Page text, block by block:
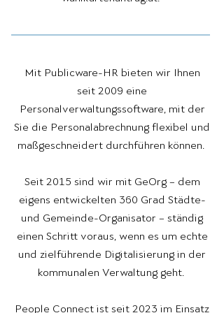
Mit Publicware-HR bieten wir Ihnen
seit 2009 eine
Personalverwaltungssoftware, mit der
Sie die Personalabrechnung flexibel und
maßgeschneidert durchführen können.
Seit 2015 sind wir mit GeOrg – dem
eigens entwickelten 360 Grad Städte-
und Gemeinde-Organisator – ständig
einen Schritt voraus, wenn es um echte
und zielführende Digitalisierung in der
kommunalen Verwaltung geht.
People Connect ist seit 2023 im Einsatz